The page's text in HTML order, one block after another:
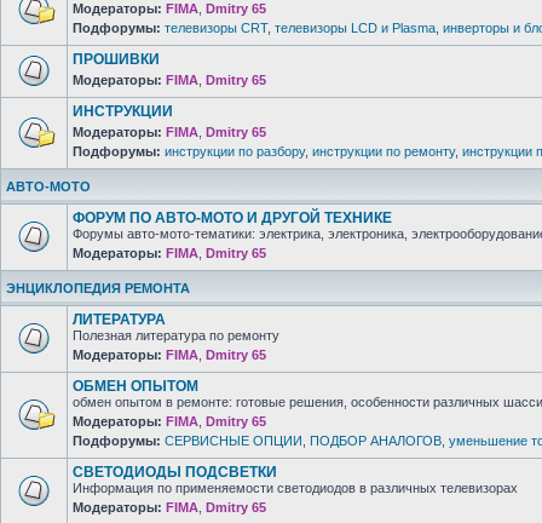
Модераторы: FIMA Dmitry 65
Подфорумы: телевизоры CRT, телевизоры LCD и Plasma инверторы и
ПРОШИВКИ
Модераторы: FIMA Dmitry 65
ИНСТРУКЦИИ
Модераторы: FIMA Dmitry 65
Подфорумы: инструкции по разбору, инструкции по ремонту, инструкции
АВТО-МОТО
ФОРУМ ПО АВТО-МОТО И ДРУГОЙ ТЕХНИКЕ
Форумы авто-мото-тематики: электрика, электроника,
Модераторы: FIMA Dmitry 65
ЭНЦИКЛОПЕДИЯ РЕМОНТА
ЛИТЕРАТУРА
Полезная литература по ремонту
Модераторы: FIMA Dmitry 65
ОБМЕН ОПЫТОМ
обмен опытом в ремонте: готовые решения, особенности различных
Модераторы: FIMA Dmitry 65
Подфорумы: СЕРВИСНЫЕ ОПЦИИ ПОДБОР АНАЛОГОВ уменьшение
СВЕТОДИОДЫ ПОДСВЕТКИ
Информация по применяемости светодиодов в различных телевизорах
Модераторы: FIMA Dmitry 65